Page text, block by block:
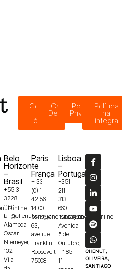
Código
ética
Canal de
Denúncias
Política de
Privacidade
Política
na
íntegra
Belo
Horizonte
–
Brasil
+55 31
3228-
1150
bh@chenut.online
Alameda
Oscar
Niemeyer,
132 –
Vila
Paris
–
França
+ 33
(0) 1
42 56
14 00
paris@chenut.online
63,
avenue
Franklin
Roosevelt
75008
Lisboa
–
Portugal
+351
211
313
660
lisboa@chenut.online
Avenida
5 de
Outubro,
n° 85
1°
CHENUT,
OLIVEIRA,
SANTIAGO